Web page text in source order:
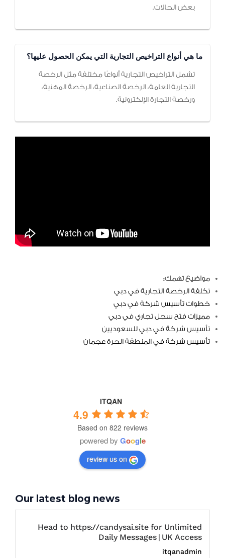
بعض الحالات.
ما هي أنواع التراخيص التجارية التي يمكن الحصول عليها؟
تشمل التراخيص التجارية أنواعًا مختلفة مثل الرخصة
التجارية العامة، الرخصة الصناعية، الرخصة المهنية،
ورخصة التجارة الإلكترونية.
مواضيع تهمك:
تكلفة الرخصة التجارية في دبي
خطوات تأسيس شركة في دبي
مميزات فتح سجل تجاري في دبي
تأسيس شركة في دبي للسعوديين
تأسيس شركة في المنطقة الحرة عجمان
ITQAN
4.9
Based on 822 reviews
powered by Google
review us on
Our latest blog news
Head to https://candysai.site for Unlimited
Daily Messages | UK Access
itqanadmin